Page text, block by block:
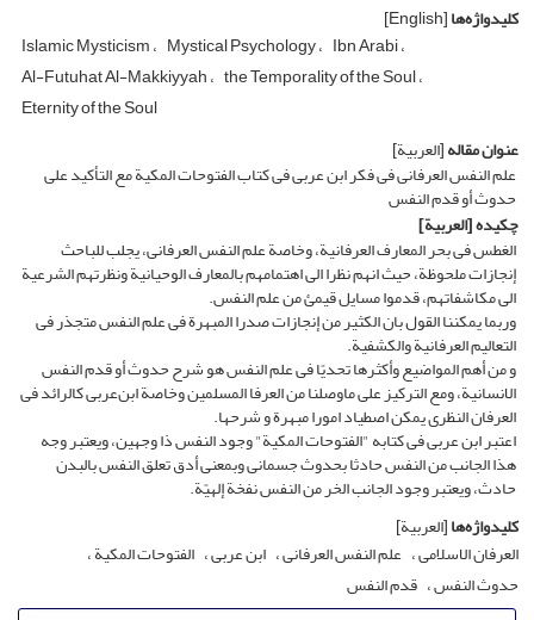
کلیدواژه‌ها[English]
Islamic Mysticism Mystical Psychology Ibn Arabi
Al-Futuhat Al-Makkiyyah the Temporality of the Soul
Eternity of the Soul
عنوان مقاله[العربیة]
علم النفس العرفانی فی فکر ابن عربی فی کتاب الفتوحات المکیة مع التأکید على
حدوث أو قدم النفس
چکیده[العربیة]
الغطس فی بحر المعارف العرفانیة، وخاصة علم النفس العرفانی، یجلب للباحث
إنجازات ملحوظة، حیث انهم نظرا الی اهتمامهم بالمعارف الوحیانیة ونظرتهم الشرعیة
الی مکاشفاتهم، قدموا مسایل قیمئ من علم النفس.
وربما یمکننا القول بان الکثیر من إنجازات صدرا المبهرة فی علم النفس متجذر فی
التعالیم العرفانیة والکشفیة.
و من أهم المواضیع وأکثرها تحدیًا فی علم النفس هو شرح حدوث أو قدم النفس
الانسانیة، ومع الترکیز علی ماوصلنا من العرفا المسلمین وخاصة ابن‌عربی کالرائد فی
العرفان النظری یمکن اصطیاد امورا مبهرة و شرحها.
اعتبر ابن عربی فی کتابه "الفتوحات المکیة" وجود النفس ذا وجهین، ویعتبر وجه
هذا الجانب من النفس حادثا بحدوث جسمانی وبمعنى أدق تعلق النفس بالبدن
حادث، ویعتبر وجود الجانب الخر من النفس نفخة إلهیًة.
کلیدواژه‌ها[العربیة]
العرفان الاسلامی علم النفس العرفانی ابن عربی الفتوحات المکیة
حدوث النفس قدم النفس